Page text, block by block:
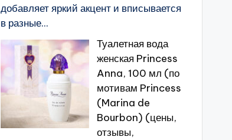
добавляет яркий акцент и вписывается
в разные...
Туалетная вода
женская Princess
Anna, 100 мл (по
мотивам Princess
(Marina de
Bourbon) (цены,
отзывы,